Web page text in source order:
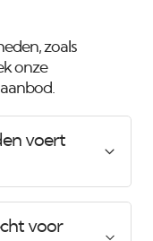
zoals
onze
voert
voor